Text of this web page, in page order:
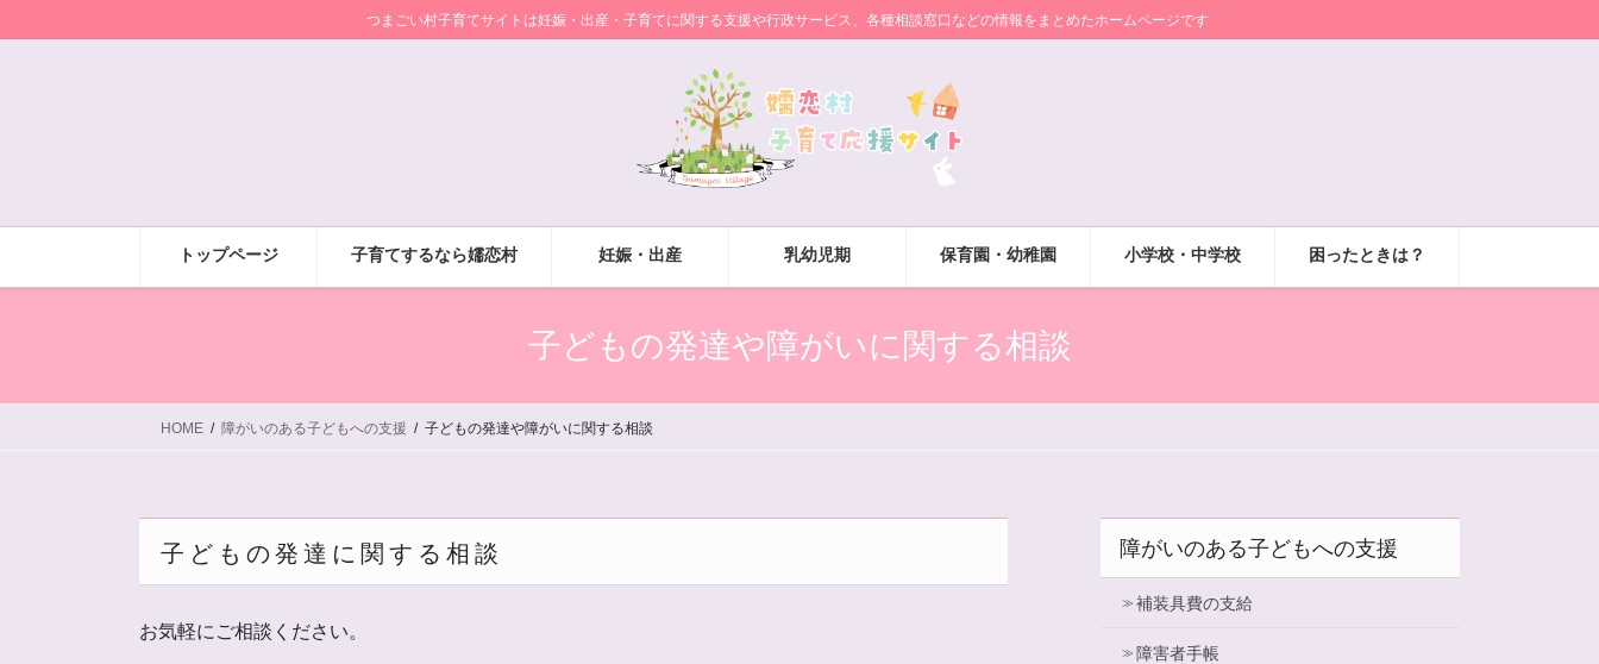
ン
ビ
つまごい村子育てサイトは妊娠・出産・子育てに関する支援や行政サービス、各種相談窓口などの情報をまとめたホームページです
トップページ 子育てするなら嬬恋村 妊娠・出産 乳幼児期 保育園・幼稚園 小学校・中学校 困ったときは？
子どもの発達や障がいに関する相談
HOME 障がいのある子どもへの支援 子どもの発達や障がいに関する相談
子どもの発達に関する相談
お気軽にご相談ください。
障がいのある子どもへの支援
補装具費の支給
障害者手帳